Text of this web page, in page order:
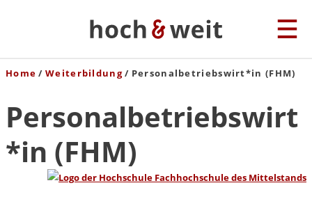
Home Weiterbildung Personalbetriebswirt*in (FHM)
Personalbetriebswirt
*in (FHM)